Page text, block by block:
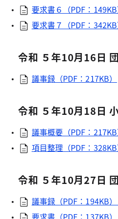
要求書６（PDF：149KB
要求書７（PDF：342KB
令和 ５年10月16日
議事録（PDF：217KB）
令和 ５年10月18日
議事概要（PDF：217KB
項目整理（PDF：328KB
令和 ５年10月27日
議事録（PDF：194KB）
要求書（PDF：137KB）